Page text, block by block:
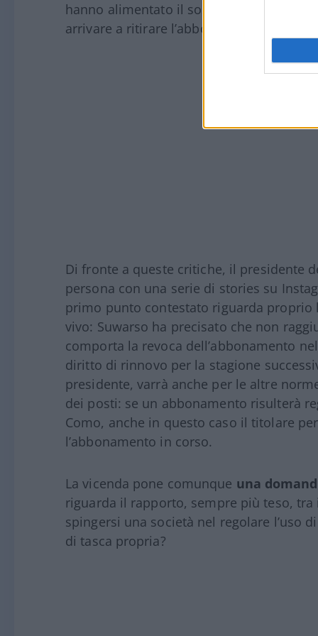
hanno alimentato il sospetto (poi
arrivare a ritirare l’abbonamento nel
Di fronte a queste critiche, il presidente
persona con una serie di stories su
primo punto contestato riguarda
vivo: Suwarso ha precisato che non
comporta la revoca dell’abbonamento
diritto di rinnovo per la stagione
presidente, varrà anche per le altre
dei posti: se un abbonamento risulterà
Como, anche in questo caso il titolare
l’abbonamento in corso.
La vicenda pone comunque una
riguarda il rapporto, sempre più teso,
spingersi una società nel regolare l’uso
di tasca propria?